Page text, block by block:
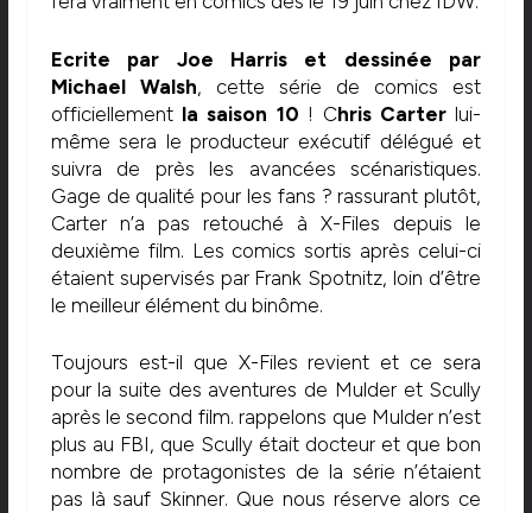
Ecrite par Joe Harris et dessinée par
Michael Walsh, cette série de comics est
officiellement la saison 10 ! Chris Carterlui-
même sera le producteur exécutif délégué et
suivra de près les avancées scénaristiques.
Gage de qualité pour les fans ? rassurant plutôt,
Carter n’a pas retouché à X-Files depuis le
deuxième film. Les comics sortis après celui-ci
étaient supervisés par Frank Spotnitz, loin d’être
le meilleur élément du binôme.
Toujours est-il que X-Files revient et ce sera
pour la suite des aventures de Mulder et Scully
après le second film. rappelons que Mulder n’est
plus au FBI, que Scully était docteur et que bon
nombre de protagonistes de la série n’étaient
pas là sauf Skinner. Que nous réserve alors ce